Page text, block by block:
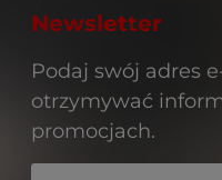
Newsletter
Podaj swój adres
otrzymywać
promocjach.